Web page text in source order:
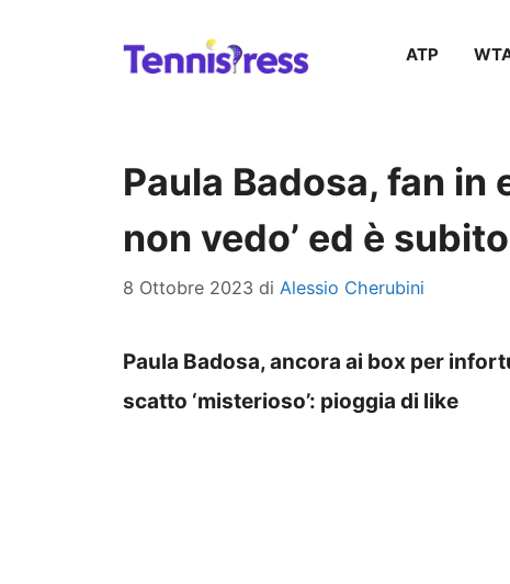
ATP
Paula Badosa, fan in
non vedo’ ed è
8 Ottobre 2023 di Alessio Cherubini
Paula Badosa, ancora ai box per
scatto ‘misterioso’: pioggia di like